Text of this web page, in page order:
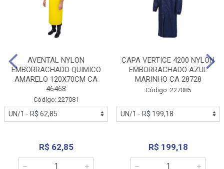
AVENTAL NYLON
EMBORRACHADO QUIMICO
AMARELO 120X70CM CA
46468
Código: 227081
R$ 62,85
CAPA VERTICE 4200 NYLON
EMBORRACHADO AZUL
MARINHO CA 28728
Código: 227085
R$ 199,18